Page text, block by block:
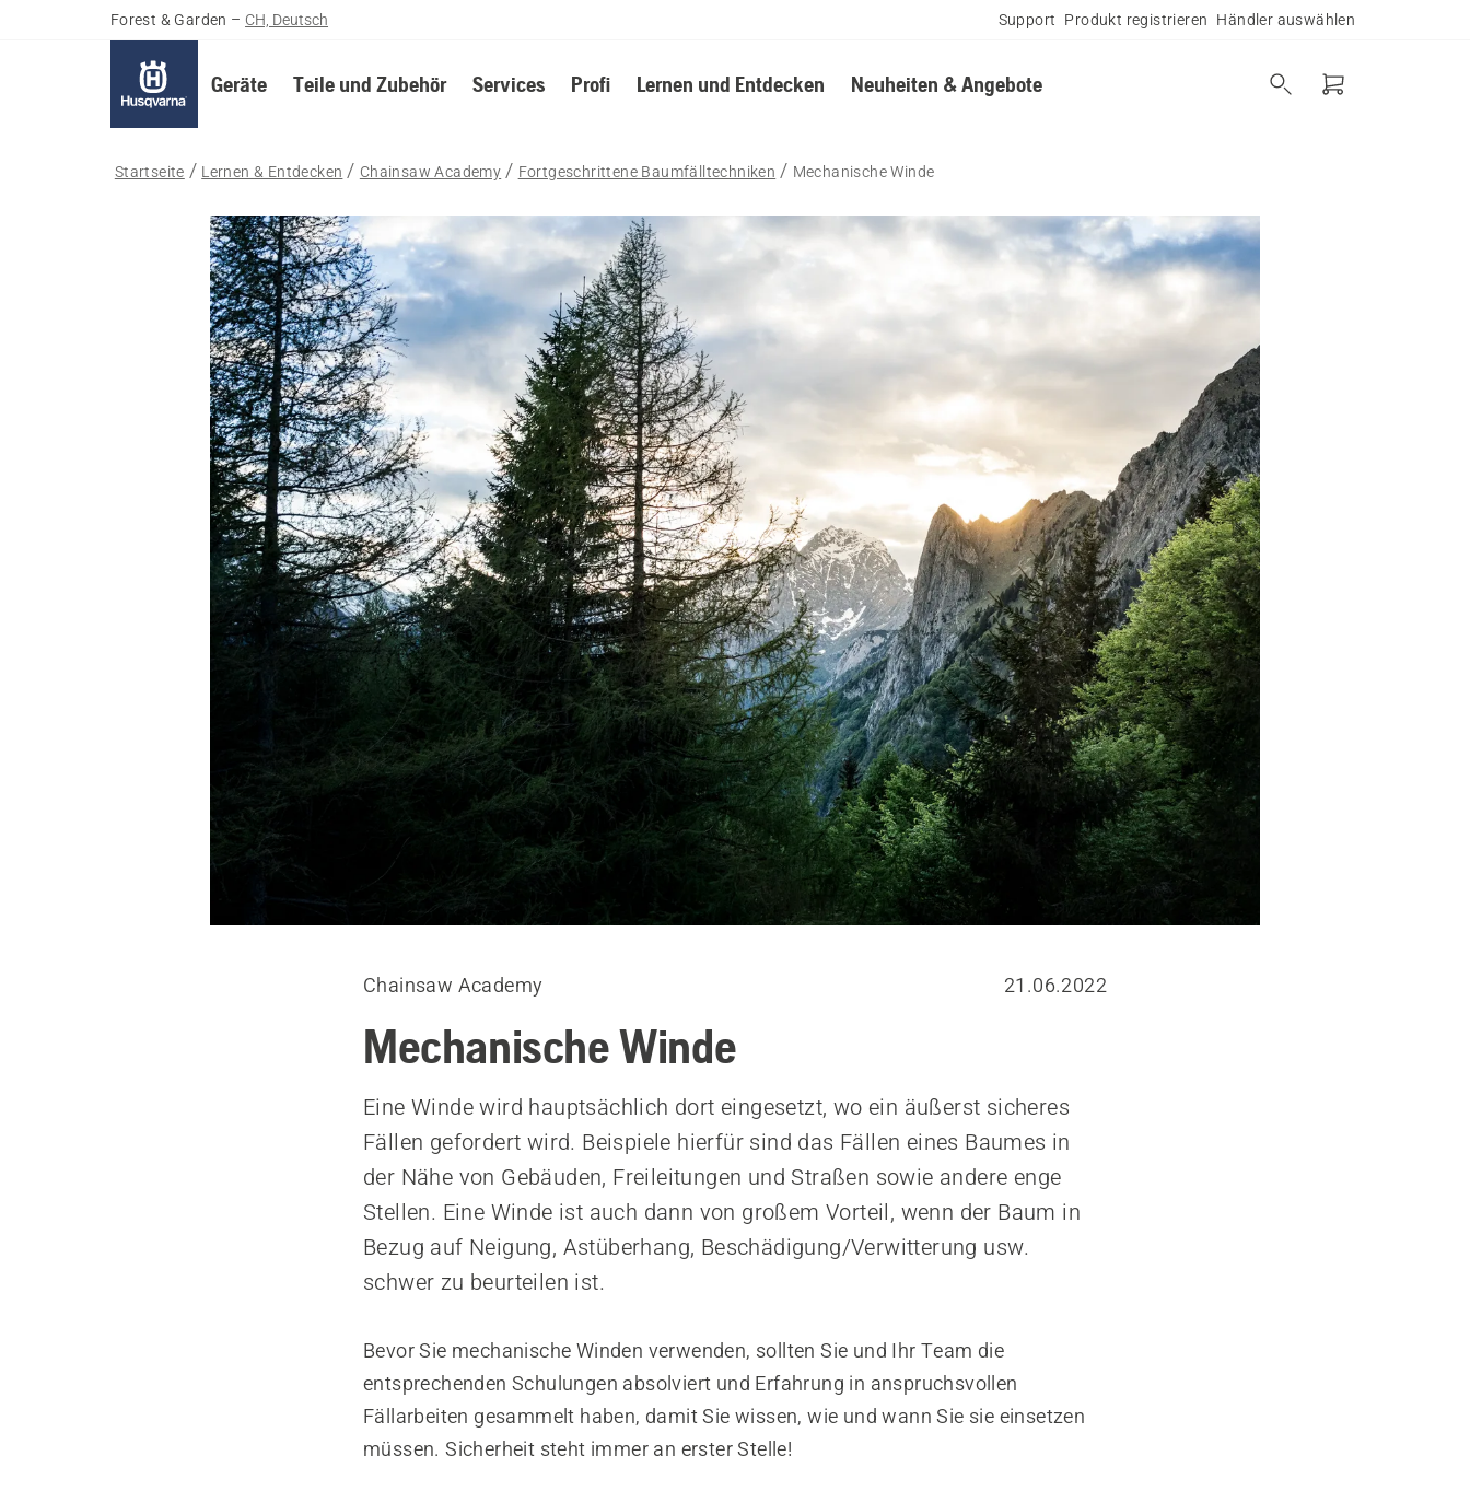
Forest & Garden – CH, Deutsch Support Produkt registrieren Händler auswählen
Geräte Teile und Zubehör Services Profi Lernen und Entdecken Neuheiten & Angebote
Startseite Lernen & Entdecken Chainsaw Academy Fortgeschrittene Baumfälltechniken Mechanische Winde
Chainsaw Academy 21.06.2022
Mechanische Winde
Eine Winde wird hauptsächlich dort eingesetzt, wo ein äußerst sicheres
Fällen gefordert wird. Beispiele hierfür sind das Fällen eines Baumes in
der Nähe von Gebäuden, Freileitungen und Straßen sowie andere enge
Stellen. Eine Winde ist auch dann von großem Vorteil, wenn der Baum in
Bezug auf Neigung, Astüberhang, Beschädigung/Verwitterung usw.
schwer zu beurteilen ist.
Bevor Sie mechanische Winden verwenden, sollten Sie und Ihr Team die
entsprechenden Schulungen absolviert und Erfahrung in anspruchsvollen
Fällarbeiten gesammelt haben, damit Sie wissen, wie und wann Sie sie einsetzen
müssen. Sicherheit steht immer an erster Stelle!